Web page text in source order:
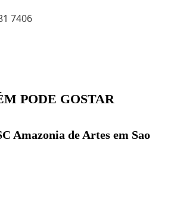
7406
PODE GOSTAR
Amazonia de Artes em Sao